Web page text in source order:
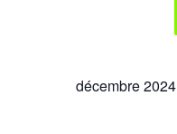
décembre 2024